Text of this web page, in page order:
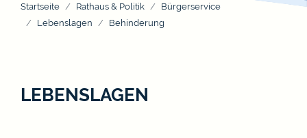
Startseite Rathaus & Politik
Bürgerservice
Lebenslagen
Behinderung
LEBENSLAGEN